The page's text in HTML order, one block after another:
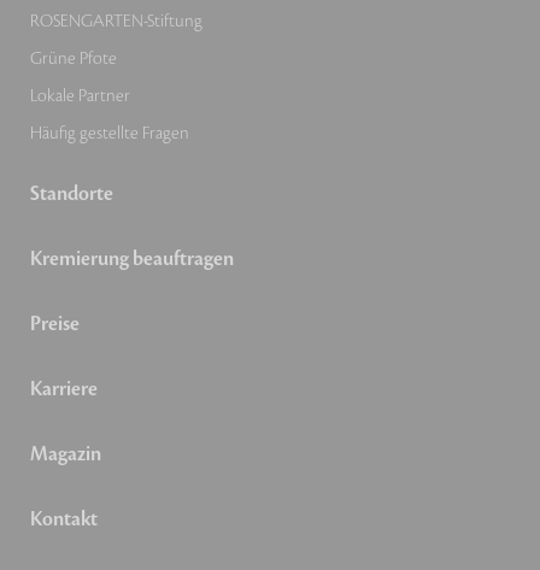
ROSENGARTEN-Stiftung
Grüne Pfote
Lokale Partner
Häufig gestellte Fragen
Standorte
Kremierung beauftragen
Preise
Karriere
Magazin
Kontakt